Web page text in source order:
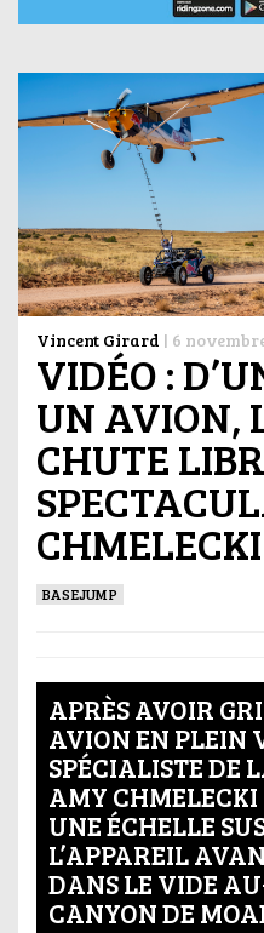
Vincent Girard | 6
VIDÉO :
UN AVION,
CHUTE
CHMELECKI
BASEJUMP
APRÈS AVOIR
AVION EN PLEIN
SPÉCIALISTE DE
AMY CHMELECKI
UNE ÉCHELLE
L’APPAREIL
DANS LE VIDE
CANYON DE